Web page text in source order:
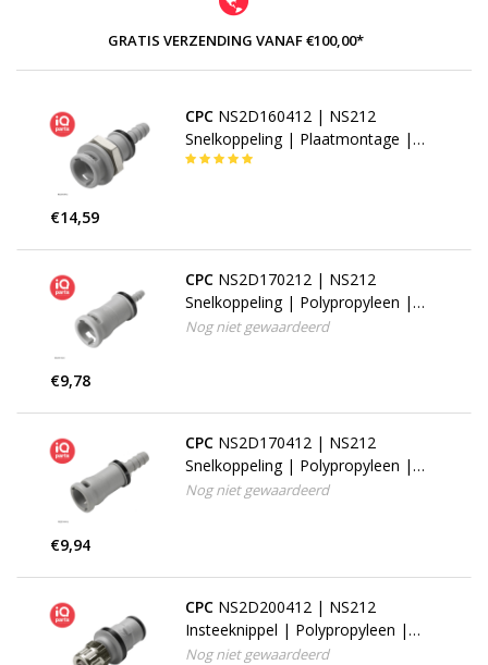
GRATIS VERZENDING VANAF €100,00*
CPC NS2D160412 | NS212
Snelkoppeling | Plaatmontage |
slangpilaar 6,4 mm
€14,59
CPC NS2D170212 | NS212
Snelkoppeling | Polypropyleen |
slangpilaar 3,2 mm
Nog niet gewaardeerd
€9,78
CPC NS2D170412 | NS212
Snelkoppeling | Polypropyleen |
slangpilaar 6,4 mm
Nog niet gewaardeerd
€9,94
CPC NS2D200412 | NS212
Insteeknippel | Polypropyleen |
PTF Klemring 6,4 mm OD / 4,3 mm
Nog niet gewaardeerd